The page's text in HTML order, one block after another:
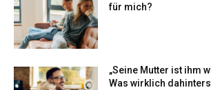
für mich?
„Seine Mutter ist ihm
Was wirklich